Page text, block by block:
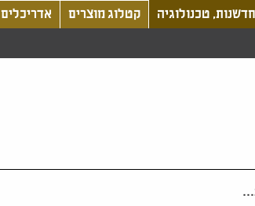
טכנולוגיה קטלוג מוצרים אדריכלים